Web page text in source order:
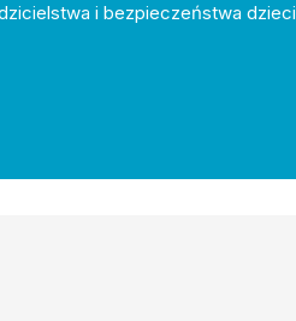
i bezpieczeństwa dzieci